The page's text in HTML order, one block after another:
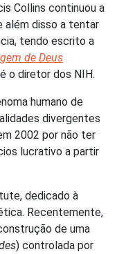
Collins continuou a
além disso a tentar
tendo escrito a
de Deus
o diretor dos NIH.
humano de
divergentes
2002 por não ter
lucrativo a partir
dedicado à
Recentemente,
de uma
) controlada por